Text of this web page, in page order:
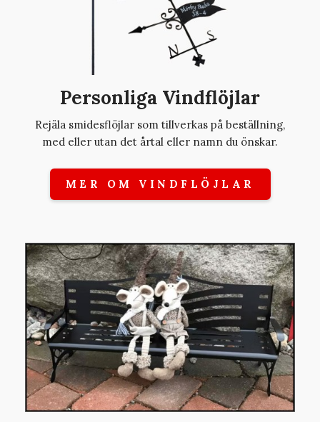
Personliga Vindflöjlar
Rejäla smidesflöjlar som tillverkas på beställning,
med eller utan det årtal eller namn du önskar.
MER OM VINDFLÖJLAR